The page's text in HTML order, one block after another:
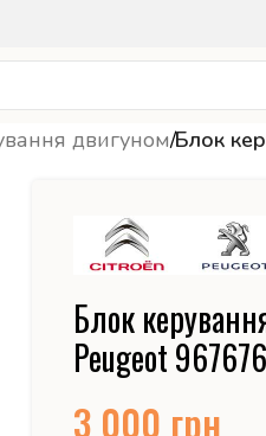
двигуном/Блок
Блок
Peugeot
3 000 грн